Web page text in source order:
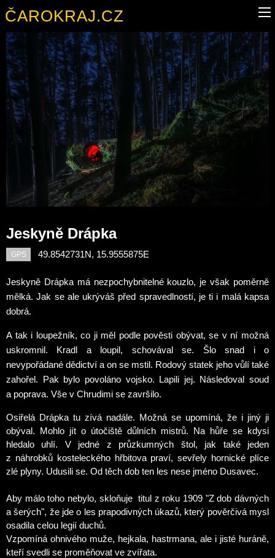
ČAROKRAJ.CZ
Jeskyně Drápka
GPS 49.8542731N, 15.9555875E
Jeskyně Drápka má nezpochybnitelné kouzlo, je však poměrně
mělká. Jak se ale ukrýváš před spravedlností, je ti i malá kapsa
dobrá.
A tak i loupežník, co ji měl podle pověsti obývat, se v ní možná
uskromnil. Kradl a loupil, schovával se. Šlo snad i o
nevypořádané dědictví a on se mstil. Rodový statek jeho vůlí také
zahořel. Pak bylo povoláno vojsko. Lapili jej. Následoval soud
a poprava. Vše v Chrudimi se završilo.
Osiřelá Drápka tu zívá nadále. Možná se upomíná, že i jiný ji
obýval. Mohlo jít o útočiště důlních mistrů. Na hůře se kdysi
hledalo uhlí. V jedné z průzkumných štol, jak také jeden
z náhrobků kosteleckého hřbitova praví, sevřely hornické plíce
zlé plyny. Udusili se. Od těch dob ten les nese jméno Dusavec.
Aby málo toho nebylo, skloňuje titul z roku 1909 "Z dob dávných
a šerých", že jde o les prapodivných úkazů, který pověrčivá mysl
osadila celou legií duchů.
Vzpomíná ohnivého muže, hejkala, hastrmana, ale i jisté huráně,
kteří svedli se proměňovat ve zvířata.